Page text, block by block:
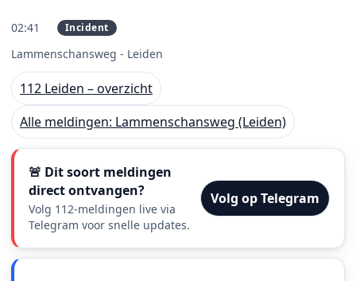
02:41 Incident
Lammenschansweg - Leiden
112 Leiden – overzicht
Alle meldingen: Lammenschansweg (Leiden)
🚨 Dit soort meldingen
direct ontvangen?
Volg 112-meldingen live via
Telegram voor snelle updates.
Volg op Telegram